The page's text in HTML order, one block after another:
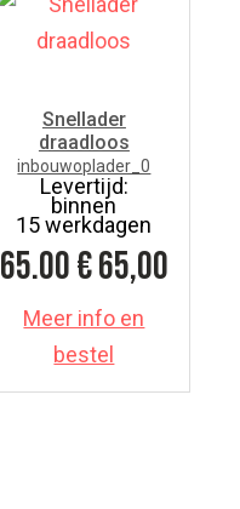
Snellader
draadloos
inbouwoplader_0
Levertijd:
binnen
15 werkdagen
65.00€ 65,00
Meer info en
bestel